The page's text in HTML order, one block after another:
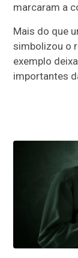
marcaram a
Mais do que
simbolizou o
exemplo
importantes